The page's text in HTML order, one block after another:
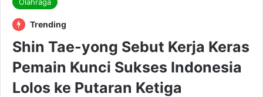
Trending
Shin Tae-yong Sebut Kerja Keras
Pemain Kunci Sukses Indonesia
Lolos ke Putaran Ketiga